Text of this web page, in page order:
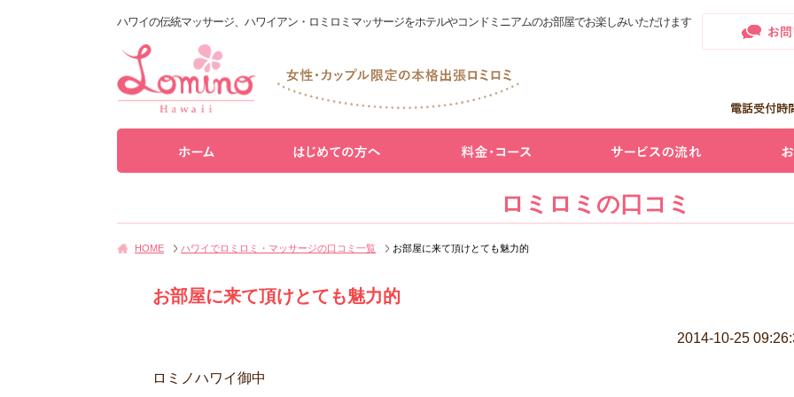
ハワイの伝統マッサージ、ハワイアン・ロミロミマッサージをホテルやコンドミニアムのお部屋でお楽しみいただけます
ロミロミの口コミ
HOME ハワイでロミロミ・マッサージの口コミ一覧 お部屋に来て頂けとても魅力的
お部屋に来て頂けとても魅力的
2014-10-25
ロミノハワイ御中